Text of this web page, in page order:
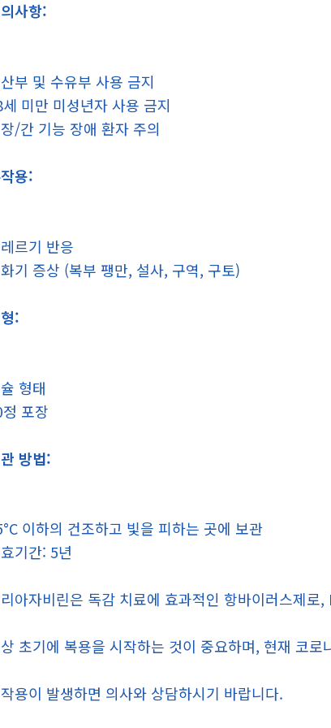
사항:
부 및 수유부 사용 금지
세 미만 미성년자 사용 금지
/간 기능 장애 환자 주의
용:
르기 반응
기 증상 (복부 팽만, 설사, 구역, 구토)
:
형태
포장
방법:
이하의 건조하고 빛을 피하는 곳에 보관
기간: 5년
아자비린은 독감 치료에 효과적인 항바이러스제
초기에 복용을 시작하는 것이 중요하며, 현재 코
용이 발생하면 의사와 상담하시기 바랍니다.